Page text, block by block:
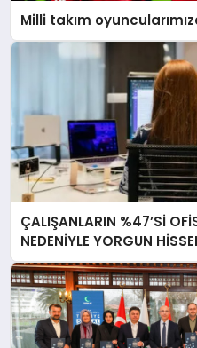
Milli takım
ÇALIŞANLARIN %47’Sİ
NEDENİYLE YORGUN